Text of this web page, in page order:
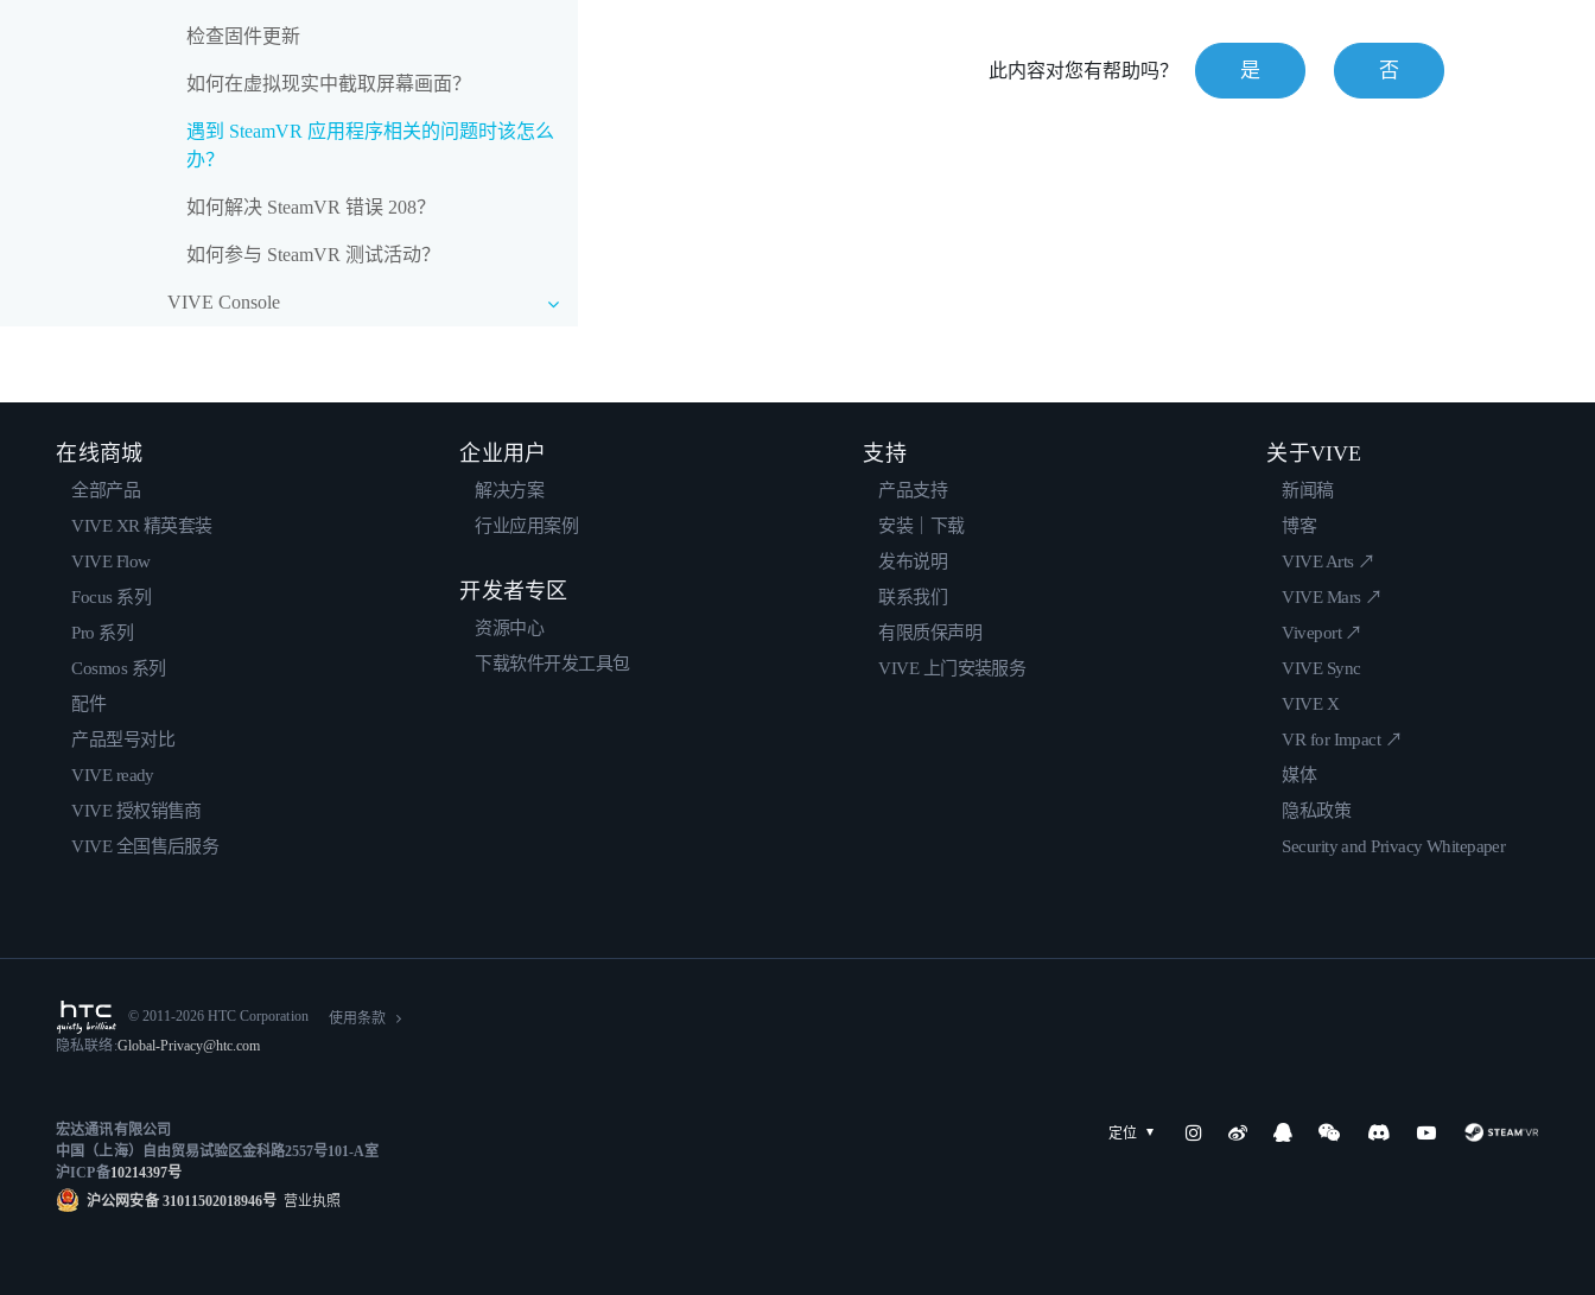
检查固件更新
如何在虚拟现实中截取屏幕画面？
遇到 SteamVR 应用程序相关的问题时该怎么
办？
如何解决 SteamVR 错误 208？
如何参与 SteamVR 测试活动？
VIVE Console
此内容对您有帮助吗？ 是 否
在线商城
全部产品
VIVE XR 精英套装
VIVE Flow
Focus 系列
Pro 系列
Cosmos 系列
配件
产品型号对比
VIVE ready
VIVE 授权销售商
VIVE 全国售后服务
企业用户
解决方案
行业应用案例
开发者专区
资源中心
下载软件开发工具包
支持
产品支持
安装｜下载
发布说明
联系我们
有限质保声明
VIVE 上门安装服务
关于VIVE
新闻稿
博客
VIVE Arts ↗
VIVE Mars ↗
Viveport ↗
VIVE Sync
VIVE X
VR for Impact ↗
媒体
隐私政策
Security and Privacy Whitepaper
定位
© 2011-2026 HTC Corporation
使用条款
隐私联络:Global-Privacy@htc.com
宏达通讯有限公司
中国（上海）自由贸易试验区金科路2557号101-A室
沪ICP备10214397号
沪公网安备 31011502018946号 营业执照